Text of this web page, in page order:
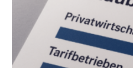
eigene freiberufliche
Städte Hamburg,
hingegen die
der freiberuflichen